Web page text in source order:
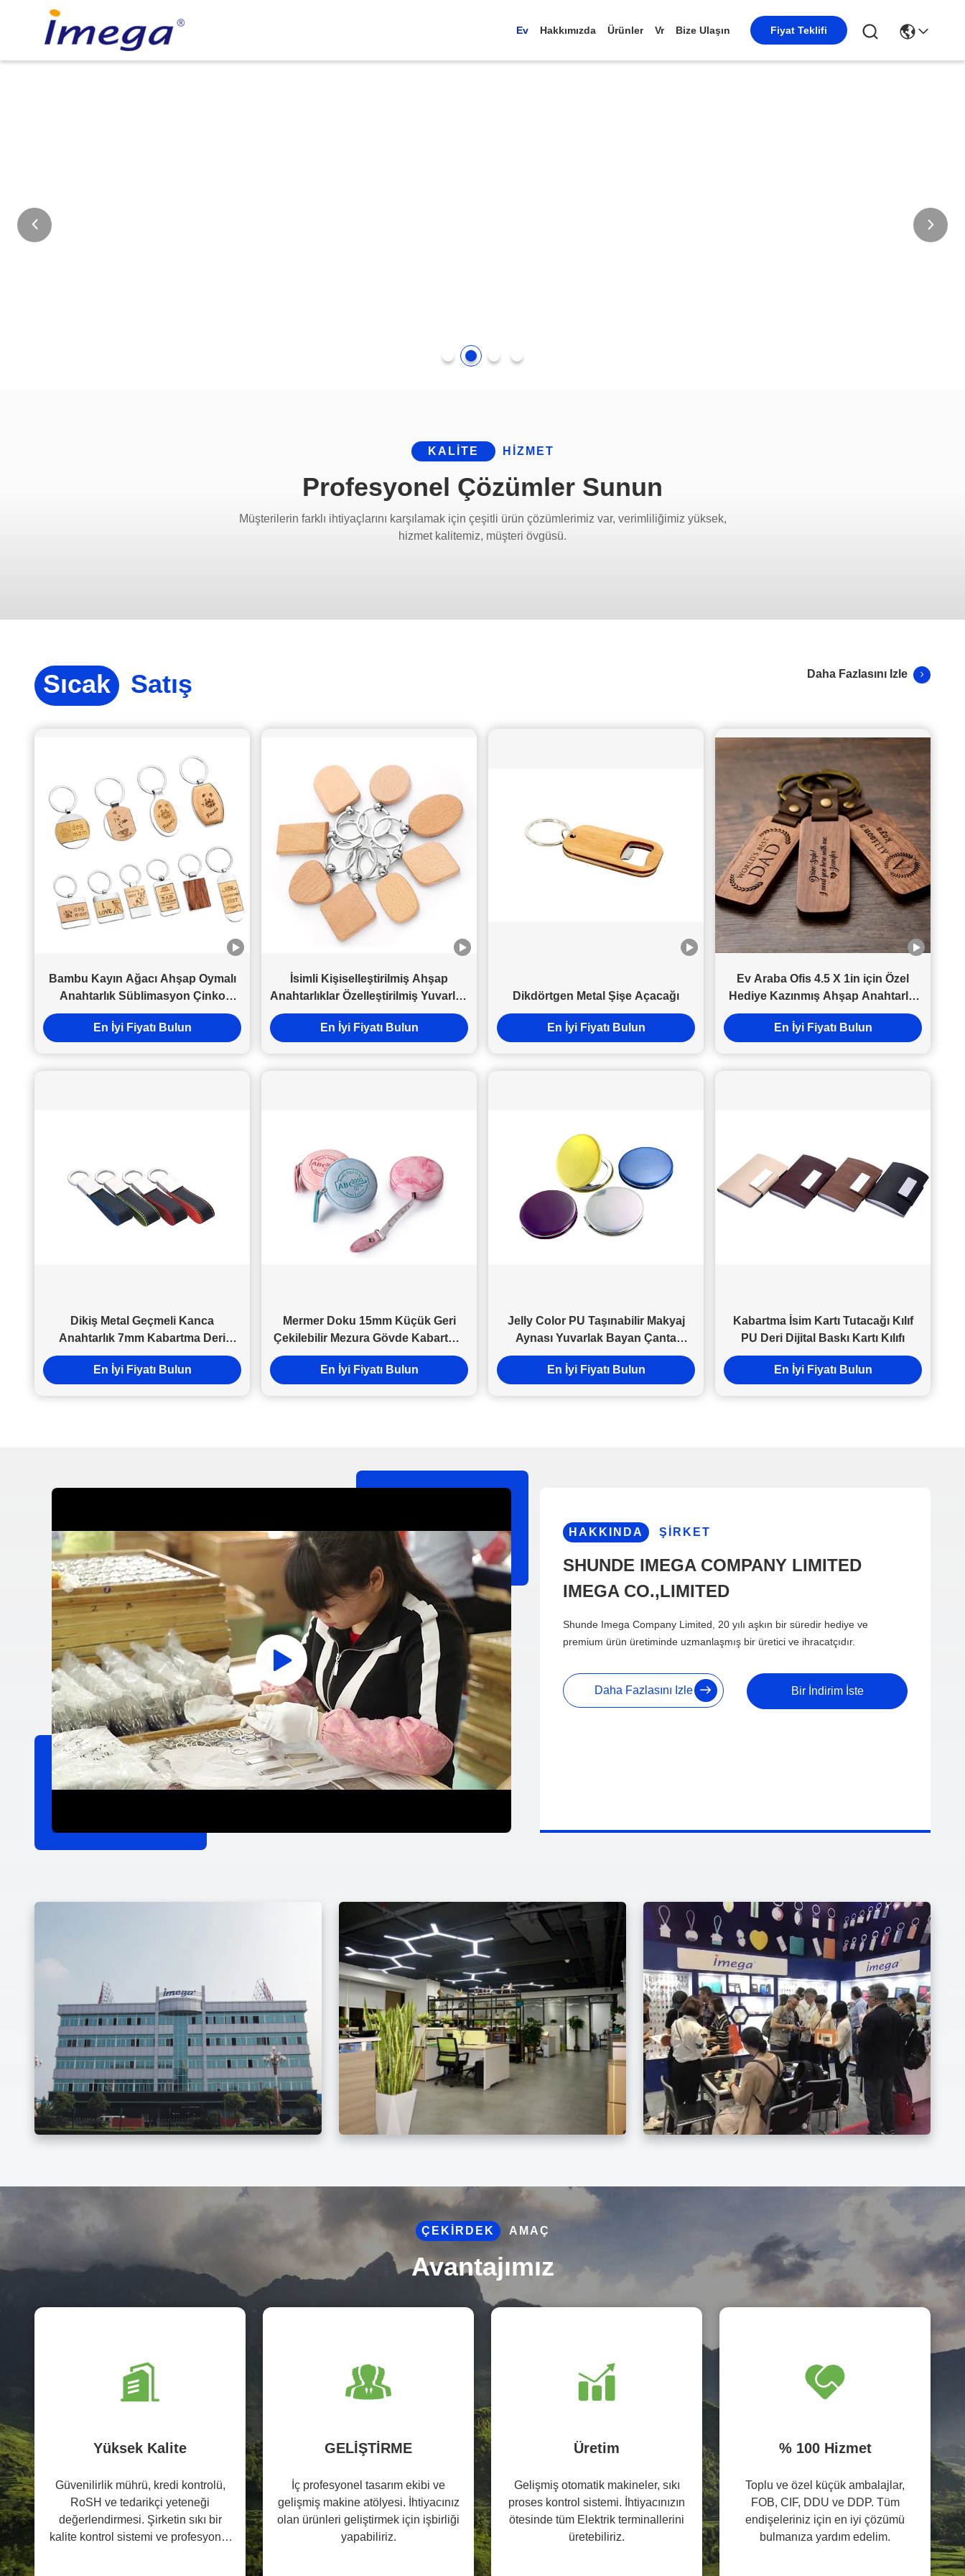
Ev Hakkımızda Ürünler Vr Bize Ulaşın Fiyat Teklifi
KALITE HIZMET
Profesyonel Çözümler Sunun
Müşterilerin farklı ihtiyaçlarını karşılamak için çeşitli ürün çözümlerimiz var, verimliliğimiz yüksek,
hizmet kalitemiz, müşteri övgüsü.
Sıcak Satış Daha Fazlasını Izle
Bambu Kayın Ağacı Ahşap Oymalı
Anahtarlık Süblimasyon Çinko
Alaşımı Boş Anahtarlık
En İyi Fiyatı Bulun
İsimli Kişiselleştirilmiş Ahşap
Anahtarlıklar Özelleştirilmiş Yuvarlak
Süblimasyon Anahtarlık
En İyi Fiyatı Bulun
Dikdörtgen Metal Şişe Açacağı
En İyi Fiyatı Bulun
Ev Araba Ofis 4.5 X 1in için Özel
Hediye Kazınmış Ahşap Anahtarlık
Ceviz
En İyi Fiyatı Bulun
Dikiş Metal Geçmeli Kanca
Anahtarlık 7mm Kabartma Deri
Araba Anahtarlık
En İyi Fiyatı Bulun
Mermer Doku 15mm Küçük Geri
Çekilebilir Mezura Gövde Kabartma
Logosu
En İyi Fiyatı Bulun
Jelly Color PU Taşınabilir Makyaj
Aynası Yuvarlak Bayan Çanta
Aynaları Katlanabilir
En İyi Fiyatı Bulun
Kabartma İsim Kartı Tutacağı Kılıf
PU Deri Dijital Baskı Kartı Kılıfı
En İyi Fiyatı Bulun
HAKKINDA ŞIRKET
SHUNDE IMEGA COMPANY LIMITED
IMEGA CO.,LIMITED
Shunde Imega Company Limited, 20 yılı aşkın bir süredir hediye ve
premium ürün üretiminde uzmanlaşmış bir üretici ve ihracatçıdır.
Daha Fazlasını Izle Bir İndirim İste
ÇEKIRDEK AMAÇ
Avantajımız
Yüksek Kalite
Güvenilirlik mührü, kredi kontrolü,
RoSH ve tedarikçi yeteneği
değerlendirmesi. Şirketin sıkı bir
kalite kontrol sistemi ve profesyonel
GELİŞTİRME
İç profesyonel tasarım ekibi ve
gelişmiş makine atölyesi. İhtiyacınız
olan ürünleri geliştirmek için işbirliği
yapabiliriz.
Üretim
Gelişmiş otomatik makineler, sıkı
proses kontrol sistemi. İhtiyacınızın
ötesinde tüm Elektrik terminallerini
üretebiliriz.
% 100 Hizmet
Toplu ve özel küçük ambalajlar,
FOB, CIF, DDU ve DDP. Tüm
endişeleriniz için en iyi çözümü
bulmanıza yardım edelim.